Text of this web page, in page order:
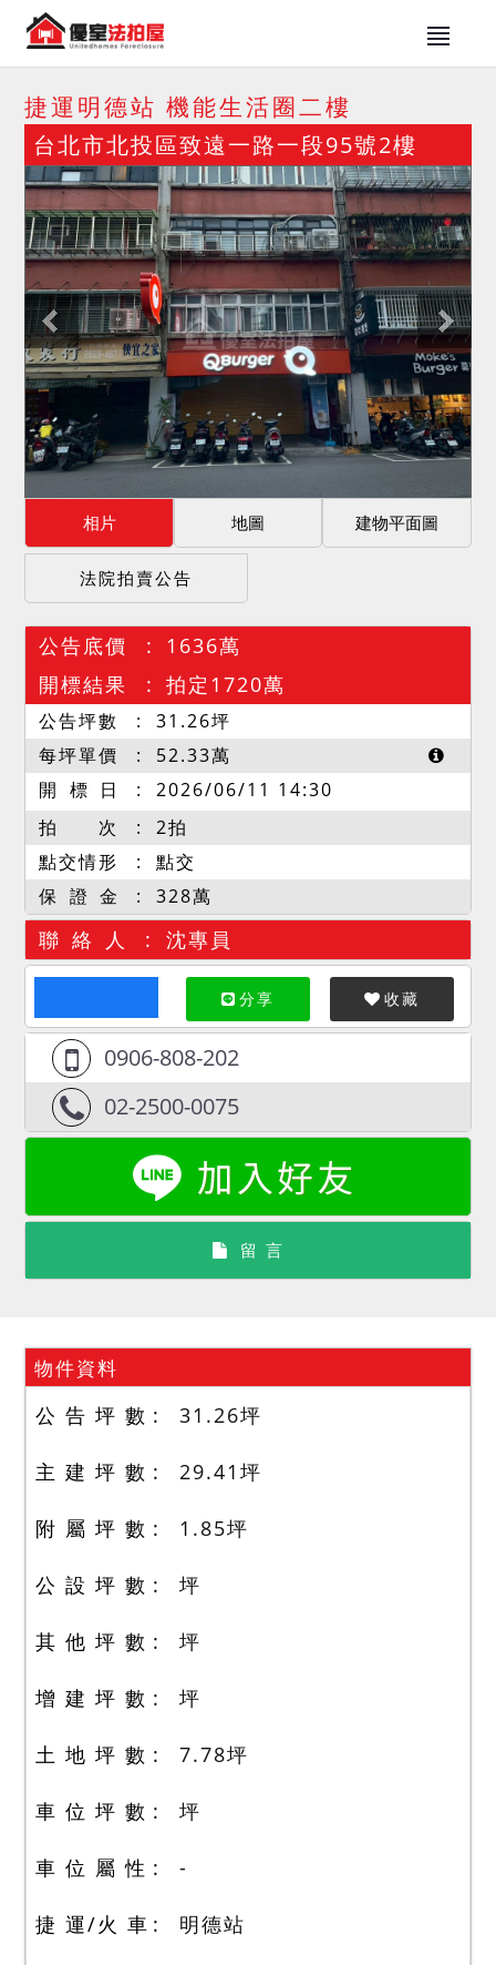
捷運明德站 機能生活圈二樓
台北市北投區致遠一路一段95號2樓
相片 地圖 建物平面圖
法院拍賣公告
公告底價
1636萬
開標結果
拍定1720萬
公告坪數 31.26坪
每坪單價
52.33萬
開 標 日
2026/06/11 14:30
拍 次
2拍
點交情形
點交
保 證 金
328萬
聯 絡 人 沈專員
分享 收藏
0906-808-202
02-2500-0075
留 言
物件資料
公 告 坪 數 31.26坪
主 建 坪 數 29.41 坪
附 屬 坪 數 1.85坪
公 設 坪 數 坪
其 他 坪 數 坪
增 建 坪 數 坪
土 地 坪 數 7.78坪
車 位 坪 數 坪
車 位 屬 性 -
捷 運/火 車 明德站